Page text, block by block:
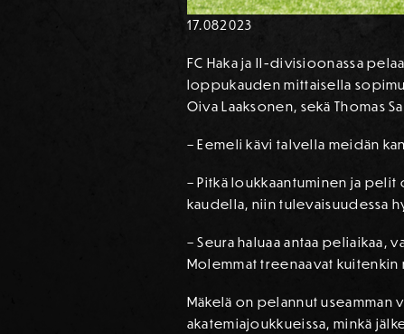
17.082023
FC Haka ja II-divisioonassa
loppukauden mittaisella
Oiva Laaksonen, sekä Thomas
– Eemeli kävi talvella meidän
– Pitkä loukkaantuminen ja
kaudella, niin tulevaisuudessa
– Seura haluaa antaa peliaikaa,
Molemmat treenaavat kuitenkin
Mäkelä on pelannut
akatemiajoukkueissa, minkä